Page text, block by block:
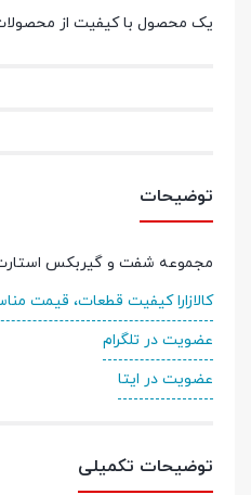
یک محصول با کیفیت از
توضیحات
مجموعه شفت و گیربکس
کالازارا کیفیت قطعات، قیمت
عضویت در تلگرام
عضویت در ایتا
توضیحات تکمیلی